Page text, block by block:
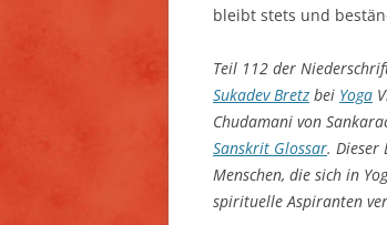
bleibt stets und
Teil 112 der
Sukadev Bretz bei Yoga
Chudamani von
Sanskrit Glossar. Dieser
Menschen, die sich in
spirituelle Aspiranten